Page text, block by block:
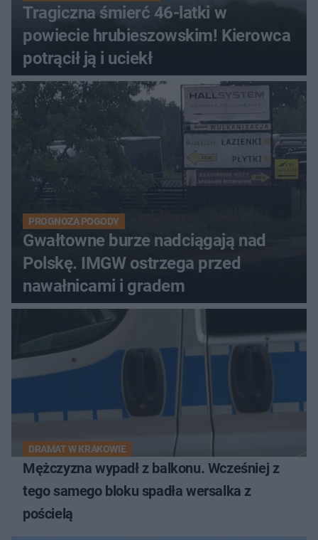
Tragiczna śmierć 46-latki w
powiecie hrubieszowskim! Kierowca
potrącił ją i uciekł
PROGNOZA POGODY
Gwałtowne burze nadciągają nad
Polskę. IMGW ostrzega przed
nawałnicami i gradem
DRAMAT W KRAKOWIE
Mężczyzna wypadł z balkonu. Wcześniej z
tego samego bloku spadła wersalka z
pościelą